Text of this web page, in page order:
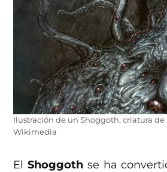
Ilustración de un Shoggoth, criatura de
Wikimedia
ElShoggoth se ha